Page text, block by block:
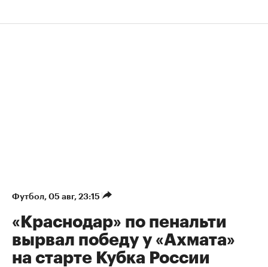
Футбол⁠, 05 авг, 23:15
«Краснодар» по пенальти
вырвал победу у «Ахмата»
на старте Кубка России